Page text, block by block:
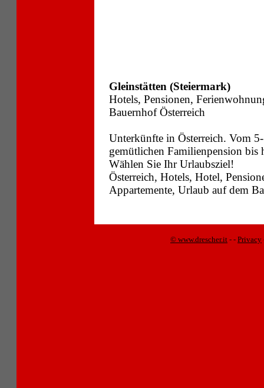
Gleinstätten (Steiermark)
Hotels, Pensionen,
Bauernhof Österreich
Unterkünfte in Österreich. Vom
gemütlichen Familienpension
Wählen Sie Ihr Urlaubsziel!
Österreich, Hotels, Hotel,
Appartemente, Urlaub auf dem
© www.drescher.it - - Privacy